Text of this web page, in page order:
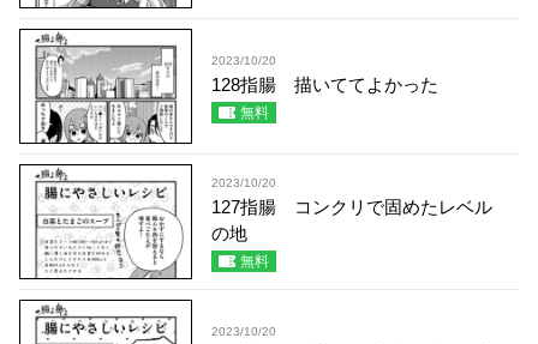
2023/10/20
128指腸 描いててよかった
無料
2023/10/20
127指腸 コンクリで固めたレベル
の地
無料
2023/10/20